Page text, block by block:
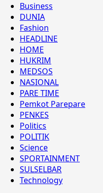
Business
DUNIA
Fashion
HEADLINE
HOME
HUKRIM
MEDSOS
NASIONAL
PARE TIME
Pemkot Parepare
PENKES
Politics
POLITIK
Science
SPORTAINMENT
SULSELBAR
Technology